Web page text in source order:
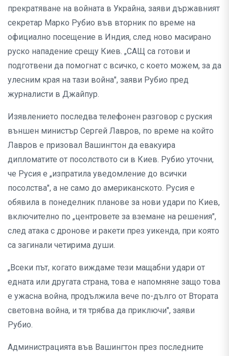
прекратяване на войната в Украйна, заяви държавният
секретар Марко Рубио във вторник по време на
официално посещение в Индия, след ново масирано
руско нападение срещу Киев. „САЩ са готови и
подготвени да помогнат с всичко, с което можем, за да
улесним края на тази война", заяви Рубио пред
журналисти в Джайпур.
Изявлението последва телефонен разговор с руския
външен министър Сергей Лавров, по време на който
Лавров е призовал Вашингтон да евакуира
дипломатите от посолството си в Киев. Рубио уточни,
че Русия е „изпратила уведомление до всички
посолства", а не само до американското. Русия е
обявила в понеделник планове за нови удари по Киев,
включително по „центровете за вземане на решения",
след атака с дронове и ракети през уикенда, при която
са загинали четирима души.
„Всеки път, когато виждаме тези мащабни удари от
едната или другата страна, това е напомняне защо това
е ужасна война, продължила вече по-дълго от Втората
световна война, и тя трябва да приключи", заяви
Рубио.
Администрацията във Вашингтон през последните